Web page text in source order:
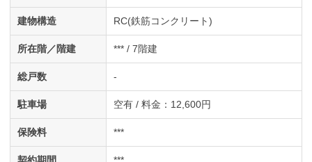
建物構造 RC(鉄筋コンクリート)
所在階／階建 *** / 7階建
総戸数 -
駐車場 空有 / 料金：12,600円
保険料 ***